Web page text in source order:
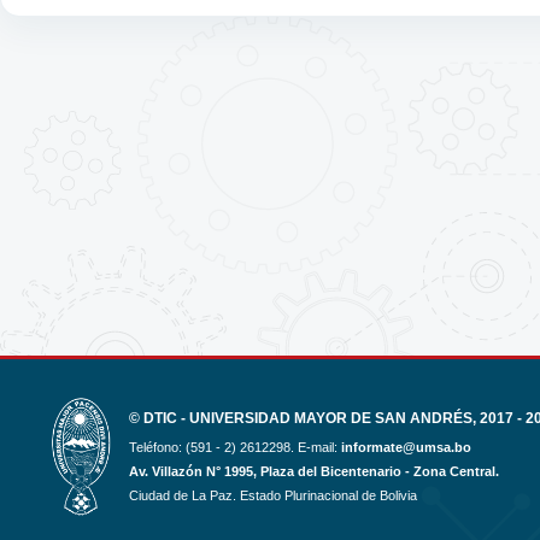
© DTIC - UNIVERSIDAD MAYOR DE SAN ANDRÉS, 2017 -
Teléfono: (591 - 2) 2612298. E-mail: informate@umsa.bo
Av. Villazón N° 1995, Plaza del Bicentenario - Zona Central.
Ciudad de La Paz. Estado Plurinacional de Bolivia